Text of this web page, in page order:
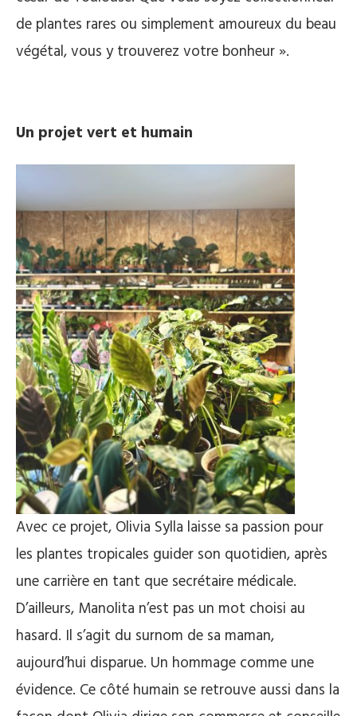
de plantes rares ou simplement amoureux du beau
végétal, vous y trouverez votre bonheur ».
Un projet vert et humain
Avec ce projet, Olivia Sylla laisse sa passion pour
les plantes tropicales guider son quotidien, après
une carrière en tant que secrétaire médicale.
D’ailleurs, Manolita n’est pas un mot choisi au
hasard. Il s’agit du surnom de sa maman,
aujourd’hui disparue. Un hommage comme une
évidence. Ce côté humain se retrouve aussi dans la